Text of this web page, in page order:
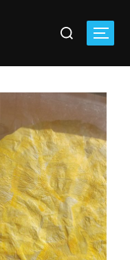
Search
for: